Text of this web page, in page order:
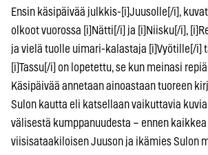
Ensin käsipäivää julkkis-[i]Juusolle[/i],
olkoot vuorossa [i]Nätti[/i] ja [i]Niisku[/i],
ja vielä tuolle uimari-kalastaja [i]Vyötille[/i]
[i]Tassu[/i] on lopetettu, se kun meinasi
Käsipäivää annetaan ainoastaan tuoreen
Sulon kautta eli katsellaan vaikuttavia
välisestä kumppanuudesta – ennen
viisisataakiloisen Juuson ja ikämies Sulon